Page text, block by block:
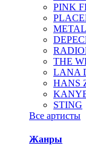
PINK
THE
LANA
HANS
STING
Все артисты
Жанры